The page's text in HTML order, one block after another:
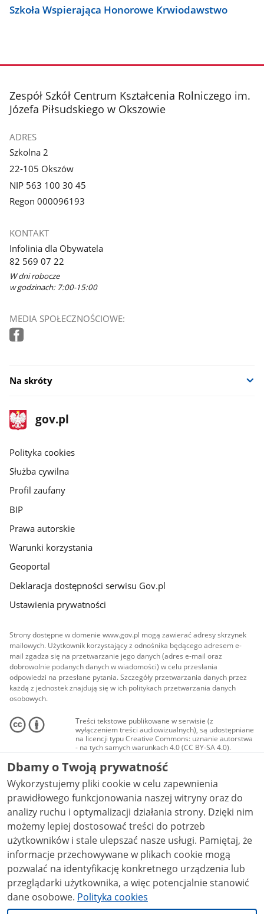
Szkoła Wspierająca Honorowe Krwiodawstwo
stopka
Zespół Szkół Centrum Kształcenia Rolniczego im.
Józefa Piłsudskiego w Okszowie
ADRES
Szkolna 2
22-105 Okszów
NIP 563 100 30 45
Regon 000096193
KONTAKT
Infolinia dla Obywatela
82 569 07 22
W dni robocze
w godzinach: 7:00-15:00
MEDIA SPOŁECZNOŚCIOWE:
Na skróty
stopka
gov.pl
Strona
gov.pl
gov.pl
Polityka cookies
Służba cywilna
Profil zaufany
BIP
Prawa autorskie
Warunki korzystania
Geoportal
Deklaracja dostępności serwisu Gov.pl
Ustawienia prywatności
Strony dostępne w domenie www.gov.pl mogą zawierać adresy skrzynek
mailowych. Użytkownik korzystający z odnośnika będącego adresem e-
mail zgadza się na przetwarzanie jego danych (adres e-mail oraz
dobrowolnie podanych danych w wiadomości) w celu przesłania
odpowiedzi na przesłane pytania. Szczegóły przetwarzania danych przez
każdą z jednostek znajdują się w ich politykach przetwarzania danych
osobowych.
Treści tekstowe publikowane w serwisie (z
wyłączeniem treści audiowizualnych), są udostępniane
na licencji typu Creative Commons: uznanie autorstwa
- na tych samych warunkach 4.0 (CC BY-SA 4.0).
Materiały audiowizualne, w tym zdjęcia, materiały
audio i wideo, są udostępniane na licencji typu
Creative Commons: uznanie autorstwa użycie
niekomercyjne - bez utworów zależnych 4.0 (CC BY-
NC-ND 4.0), o ile nie jest to stwierdzone inaczej.
Dbamy o Twoją prywatność
Wykorzystujemy pliki cookie w celu zapewnienia
prawidłowego funkcjonowania naszej witryny oraz do
analizy ruchu i optymalizacji działania strony. Dzięki nim
możemy lepiej dostosować treści do potrzeb
użytkowników i stale ulepszać nasze usługi. Pamiętaj, że
informacje przechowywane w plikach cookie mogą
pozwalać na identyfikację konkretnego urządzenia lub
przeglądarki użytkownika, a więc potencjalnie stanowić
dane osobowe. Polityka cookies